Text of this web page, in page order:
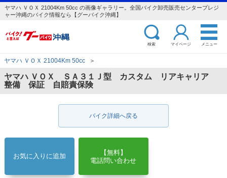
ヤマハ ＶＯＸ 21004Km 50cc の画像ギャラリー。全国バイク卸売販売センタープレジ
ャー沖縄のバイク情報なら【グーバイク沖縄】
検索 マイページ メニュー
ヤマハ ＶＯＸ 21004Km 50cc ＞
ヤマハ ＶＯＸ ＳＡ３１Ｊ型 カスタム リアキャリア
整備 保証 自賠責保険
バイク詳細へ戻る
お気に入りに追加
【無料】
電話問い合わせ